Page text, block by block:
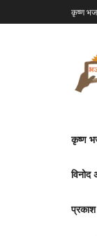
कृष्ण
कृष्ण